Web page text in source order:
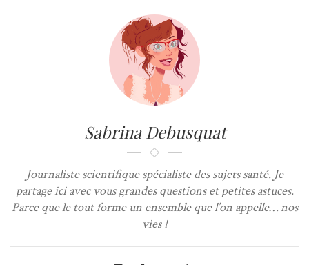
Sabrina Debusquat
Journaliste scientifique spécialiste des sujets santé. Je
partage ici avec vous grandes questions et petites astuces.
Parce que le tout forme un ensemble que l’on appelle… nos
vies !